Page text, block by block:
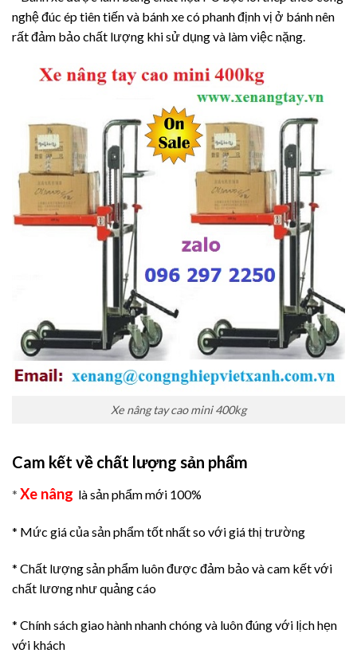
nghệ đúc ép tiên tiến và bánh xe có phanh định vị ở bánh nên
rất đảm bảo chất lượng khi sử dụng và làm việc nặng.
Xe nâng tay cao mini 400kg
Cam kết về chất lượng sản phẩm
* Xe nâng là sản phẩm mới 100%
* Mức giá của sản phẩm tốt nhất so với giá thị trường
* Chất lượng sản phẩm luôn được đảm bảo và cam kết với
chất lương như quảng cáo
* Chính sách giao hành nhanh chóng và luôn đúng với lịch hẹn
với khách